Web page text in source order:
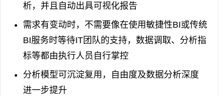
析，并且自动出具可视化报告
需求有变动时，不需要像在使用敏捷性BI或传统
BI服务时等待IT团队的支持，数据调取、分析指
标等都由执行人员自行掌控
分析模型可沉淀复用，自由度及数据分析深度
进一步提升